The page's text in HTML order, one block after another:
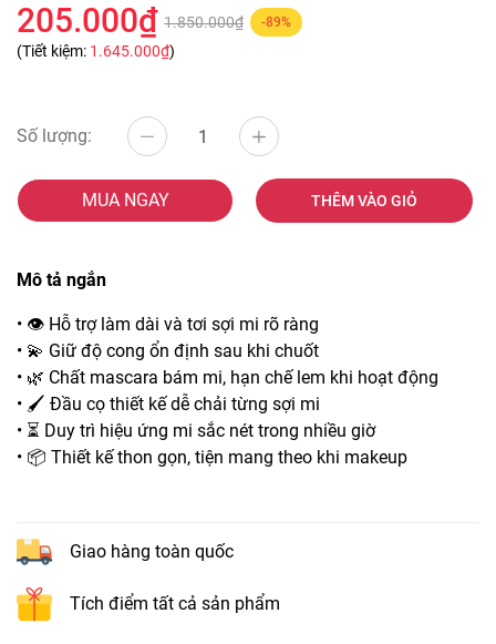
205.000₫ 1.850.000₫ -89%
(Tiết kiệm: 1.645.000₫)
Số lượng:
MUA NGAY THÊM VÀO GIỎ
Mô tả ngắn
• 👁️ Hỗ trợ làm dài và tơi sợi mi rõ ràng
• 💫 Giữ độ cong ổn định sau khi chuốt
• 🌿 Chất mascara bám mi, hạn chế lem khi hoạt động
• 🖌️ Đầu cọ thiết kế dễ chải từng sợi mi
• ⏳ Duy trì hiệu ứng mi sắc nét trong nhiều giờ
• 📦 Thiết kế thon gọn, tiện mang theo khi makeup
Giao hàng toàn quốc
Tích điểm tất cả sản phẩm